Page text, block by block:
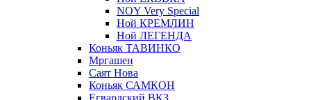
NOY Very Special
Ной КРЕМЛИН
Ной ЛЕГЕНДА
Коньяк ТАВИНКО
Мргашен
Саят Нова
Коньяк САМКОН
Егвардский ВКЗ